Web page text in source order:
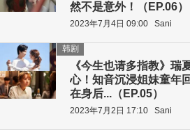
然不是意外！（EP.06）
2023年7月4日 09:00 Sani
《今生也请多指教》瑞
心！知音沉浸姐妹童年
在身后...（EP.05）
韩剧
2023年7月2日 17:10 Sani